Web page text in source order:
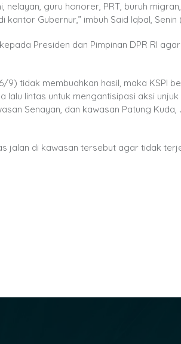
guru honorer, PRT, buruh
Gubernur,” imbuh Said Iqbal,
Presiden dan Pimpinan DPR RI
tidak membuahkan hasil, maka KSPI
lintas untuk mengantisipasi aksi unjuk
Senayan, dan kawasan Patung Kuda,
jalan di kawasan tersebut agar tidak